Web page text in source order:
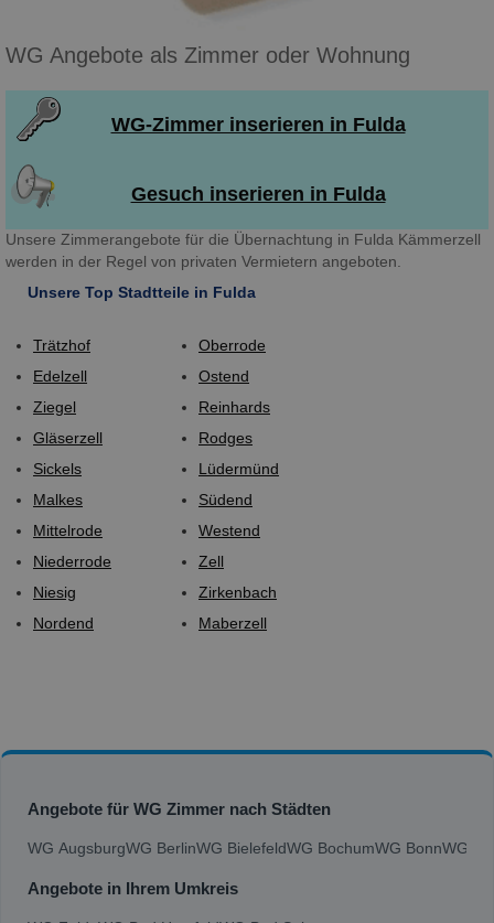
WG Angebote als Zimmer oder Wohnung
WG-Zimmer inserieren in Fulda
Gesuch inserieren in Fulda
Unsere Zimmerangebote für die Übernachtung in Fulda Kämmerzell
werden in der Regel von privaten Vermietern angeboten.
Unsere Top Stadtteile in Fulda
Trätzhof
Edelzell
Ziegel
Gläserzell
Sickels
Malkes
Mittelrode
Niederrode
Niesig
Nordend
Oberrode
Ostend
Reinhards
Rodges
Lüdermünd
Südend
Westend
Zell
Zirkenbach
Maberzell
Angebote für WG Zimmer nach Städten
WG AugsburgWG BerlinWG BielefeldWG BochumWG BonnWG
Angebote in Ihrem Umkreis